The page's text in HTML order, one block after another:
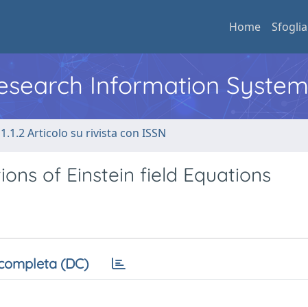
Home Sfoglia
Information System
1.1.2 Articolo su rivista con ISSN
of Einstein field Equations
(DC)